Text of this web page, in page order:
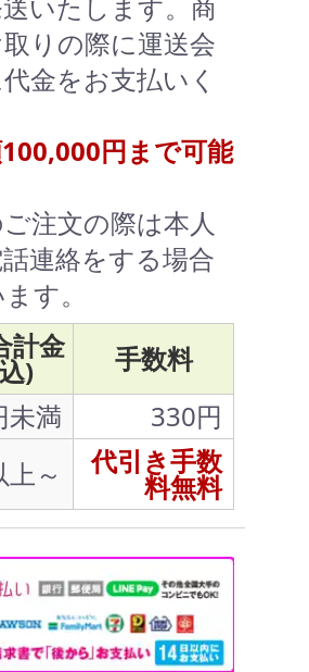
いたします。商
りの際に運送会
金をお支払いく
円まで可能
注文の際は本人
連絡をする場合
す。
計金
)
手数料
未満
330円
～
代引き手数
料無料